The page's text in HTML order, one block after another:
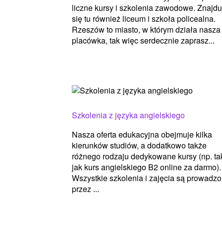
liczne kursy i szkolenia zawodowe.
się tu również liceum i szkoła policealna.
Rzeszów to miasto, w którym działa nasza
placówka, tak więc serdecznie zaprasz...
Szkolenia z języka angielskiego
Nasza oferta edukacyjna obejmuje kilka
kierunków studiów, a dodatkowo także
różnego rodzaju dedykowane kursy (np.
jak kurs angielskiego B2 online za darmo).
Wszystkie szkolenia i zajęcia są
przez ...